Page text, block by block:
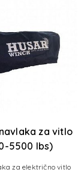
za vitlo
5500 lbs)
za električno vitlo